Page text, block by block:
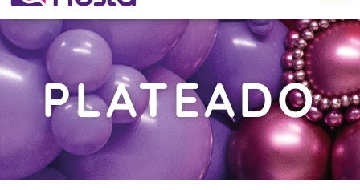
PLATEADO